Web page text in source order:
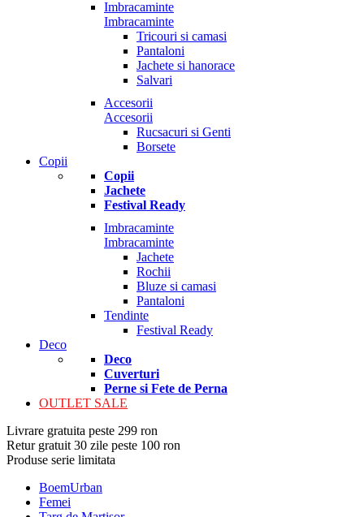
Imbracaminte
Imbracaminte
Tricouri si camasi
Pantaloni
Jachete si hanorace
Salvari
Accesorii
Accesorii
Rucsacuri si Genti
Borsete
Copii
Copii
Jachete
Festival Ready
Imbracaminte
Imbracaminte
Jachete
Rochii
Bluze si camasi
Pantaloni
Tendinte
Festival Ready
Deco
Deco
Cuverturi
Perne si Fete de Perna
OUTLET SALE
Livrare gratuita peste 299 ron
Retur gratuit 30 zile peste 100 ron
Produse serie limitata
BoemUrban
Femei